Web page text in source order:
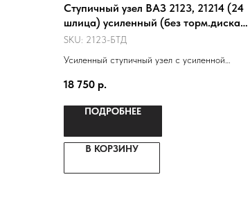
Ступичный узел ВАЗ 2123, 21214 (24
шлица) усиленный (без торм.диска)
к-т на машину
SKU: 2123-БТД
Усиленный ступичный узел с усиленной
грузовика "Ивеко"
18 750 р.
ПОДРОБНЕЕ
В КОРЗИНУ